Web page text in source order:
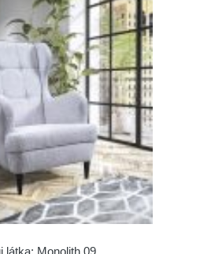
látka: Monolith 09